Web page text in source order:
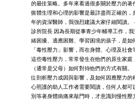
的最佳策略。多年來看過很多關於壓力的著
個體生理和心理的影響是最詳盡而正確的，
年的資深醫師，我強烈建議大家仔細閱讀
診所院長 因為長期從事青少年輔導工作，
緒困擾、適應困難、學習困境的孩子，是如
「毒性壓力」影響，而在身體、心理及社會
這些毒性壓力，常常發生在他們的原生家庭
（通常是父母）如何對待他們的方式有關
位剖析壓力成因與影響，及如何因應壓力的
心照護的助人工作者需要閱讀，任何人都可
別等著身體病痛來敲門時，才意識到慢性壓